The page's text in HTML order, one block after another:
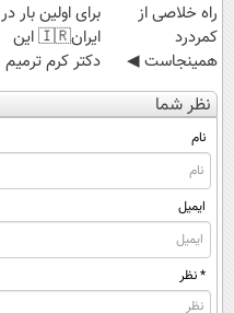
‌راه خلاصی از
کمردرد
همینجاست ◀
فقط کافیه فرم
رو پر کنی!
برای اولین بار در
ایران🇮🇷 این
دکتر کرم ترمیم
کننده 23 روزه
ساخت!
نظر شما
نام
ایمیل
* نظر